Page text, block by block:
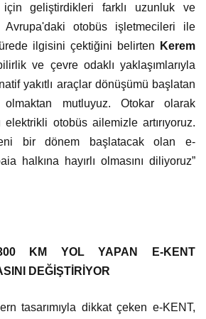
için geliştirdikleri farklı uzunluk ve
Avrupa'daki otobüs işletmecileri ile
ilgisini çektiğini belirten
Kerem
ve çevre odaklı yaklaşımlarıyla
yakıtlı araçlar dönüşümü başlatan
mutluyuz. Otokar olarak
elektrikli otobüs ailemizle artırıyoruz.
bir dönem başlatacak olan e-
halkına hayırlı olmasını diliyoruz”
KM YOL YAPAN E-KENT
DEĞİŞTİRİYOR
tasarımıyla dikkat çeken e-KENT,